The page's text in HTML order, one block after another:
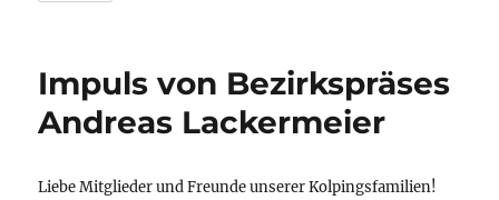
Impuls von Bezirkspräses
Andreas Lackermeier
Liebe Mitglieder und Freunde unserer Kolpingsfamilien!